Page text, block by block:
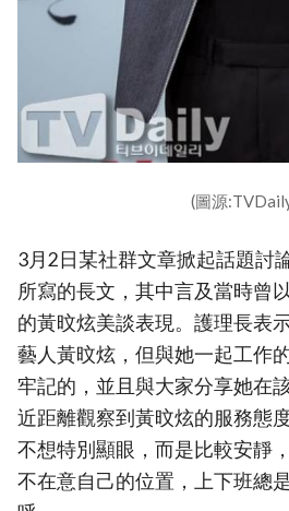
(圖源
3月2日某社群文章掀起話題討
所寫的長文，其中言及當時曾
的黃旼炫美談表現。護理長表
藝人黃旼炫，但與她一起工作
牢記的，並且與大家分享她在
近距離觀察到黃旼炫的服務態
不想特別顯眼，而是比較安靜
不在意自己的位置，上下班總